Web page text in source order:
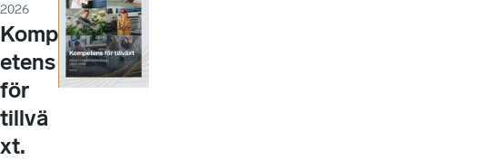
2026
Komp
etens
för
tillvä
xt.